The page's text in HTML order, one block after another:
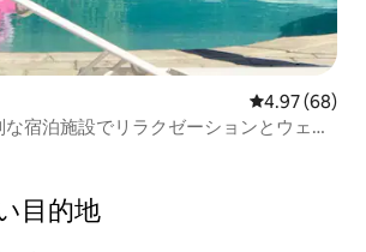
レビュー68
4.97 (68)
宿泊施設でリラクゼーションとウェル
目⁠的⁠地